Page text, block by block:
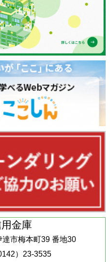
金庫
市梅本町39 番地30
）23-3535